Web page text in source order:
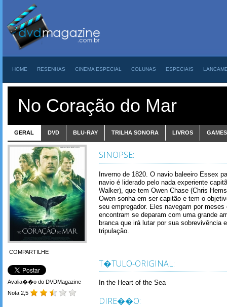
HOME RESENHAS CINEMA ESPECIAL COLUNAS ESPECIAIS
No Coração do Mar
GERAL DVD BLU-RAY TRILHA SONORA LIVROS GAMES
COMPARTILHE
Avalia��o do DVDMagazine
Nota 2,5
SINOPSE:
Inverno de 1820. O navio baleeiro Essex
navio é liderado pelo nada experiente
Walker), que tem Owen Chase (Chris
Owen sonha em ser capitão e tem o
seu empregador. Eles navegam por
encontram se deparam com uma grande
branca que irá lutar por sua sobrevivência
tripulação.
T�TULO-ORIGINAL:
In the Heart of the Sea
DIRE��O: